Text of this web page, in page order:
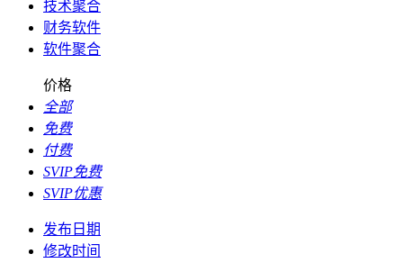
技术聚合
财务软件
软件聚合
价格
全部
免费
付费
SVIP免费
SVIP优惠
发布日期
修改时间